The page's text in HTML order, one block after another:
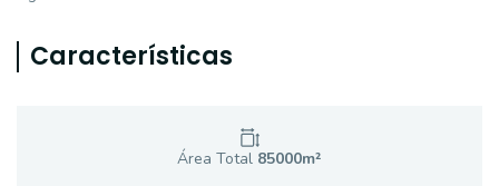
Características
Área Total 85000m²